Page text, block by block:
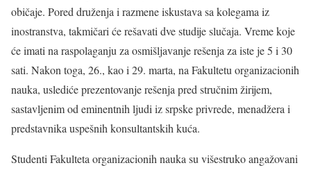
običaje. Pored druženja i razmene iskustava sa kolegama iz
inostranstva, takmičari će rešavati dve studije slučaja. Vreme koje
će imati na raspolaganju za osmišljavanje rešenja za iste je 5 i 30
sati. Nakon toga, 26., kao i 29. marta, na Fakultetu organizacionih
nauka, uslediće prezentovanje rešenja pred stručnim žirijem,
sastavljenim od eminentnih ljudi iz srpske privrede, menadžera i
predstavnika uspešnih konsultantskih kuća.
Studenti Fakulteta organizacionih nauka su višestruko angažovani